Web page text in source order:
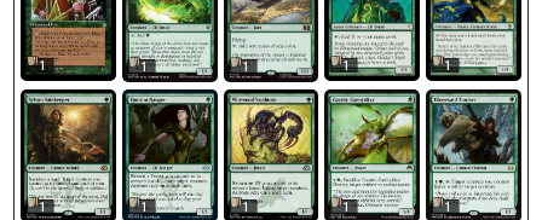
1 1 1 1 1
1 1 1 1 1